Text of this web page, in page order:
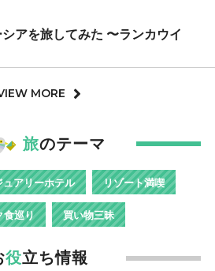
アを旅してみた 〜ランカウイ
MORE
旅のテーマ
ュアリーホテル リゾート満喫
食巡り 買い物三昧
役立ち情報